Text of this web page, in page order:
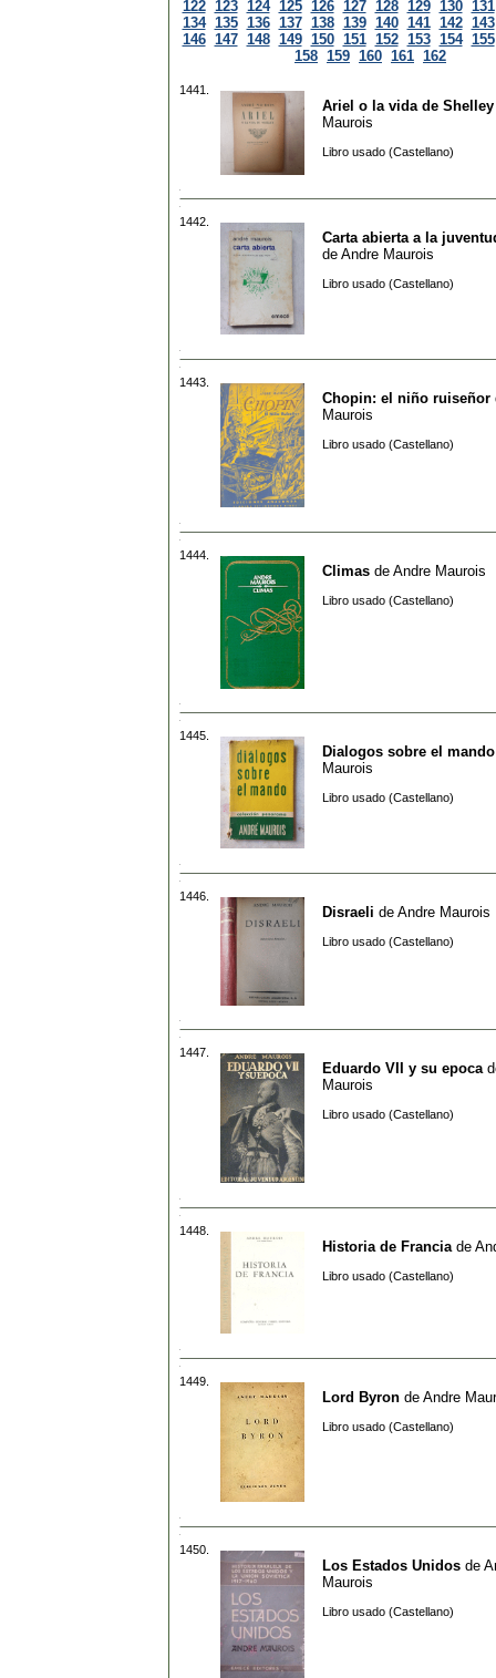
122 123 124 125 126 127 128 129 130 131
134 135 136 137 138 139 140 141 142 143
146 147 148 149 150 151 152 153 154 155
158 159 160 161 162
1441.
Ariel o la vida de Shelley
Maurois
Libro usado (Castellano)
1442.
Carta abierta a la
de Andre Maurois
Libro usado (Castellano)
1443.
Chopin: el niño ruiseñor
Maurois
Libro usado (Castellano)
1444.
Climas de Andre Maurois
Libro usado (Castellano)
1445.
Dialogos sobre el mando
Maurois
Libro usado (Castellano)
1446.
Disraeli de Andre Maurois
Libro usado (Castellano)
1447.
Eduardo VII y su epoca
Maurois
Libro usado (Castellano)
1448.
Historia de Francia de
Libro usado (Castellano)
1449.
Lord Byron de Andre
Libro usado (Castellano)
1450.
Los Estados Unidos de
Maurois
Libro usado (Castellano)